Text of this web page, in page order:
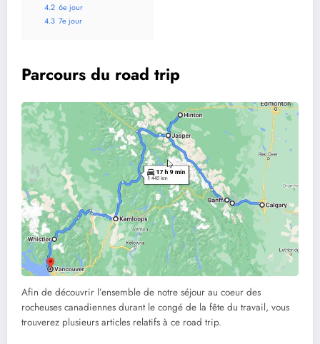
4.2 6e jour
4.3 7e jour
Parcours du road trip
Afin de découvrir l’ensemble de notre séjour au coeur des
rocheuses canadiennes durant le congé de la fête du travail, vous
trouverez plusieurs articles relatifs à ce road trip.